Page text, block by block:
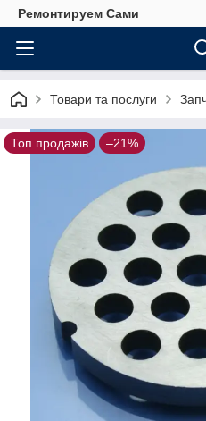
Ремонтируем Сами
Товари та послуги
Топ продажів –21%